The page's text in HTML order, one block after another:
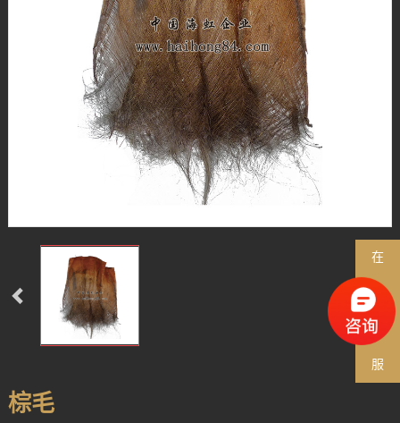
棕毛
在
线
客
服